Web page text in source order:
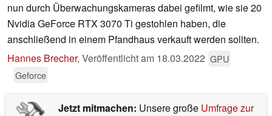
nun durch Überwachungskameras dabei gefilmt, wie sie 20
Nvidia GeForce RTX 3070 Ti gestohlen haben, die
anschließend in einem Pfandhaus verkauft werden sollten.
Hannes Brecher, Veröffentlicht am 18.03.2022 GPU
Geforce
Jetzt mitmachen: Unsere große Umfrage zur